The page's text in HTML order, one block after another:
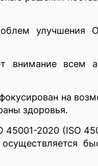
улучшения
внимание
на
здоровья.
2020 (ISO